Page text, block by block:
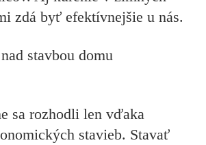
zdá byť efektívnejšie u nás.
stavbou domu
sa rozhodli len vďaka
stavieb. Stavať